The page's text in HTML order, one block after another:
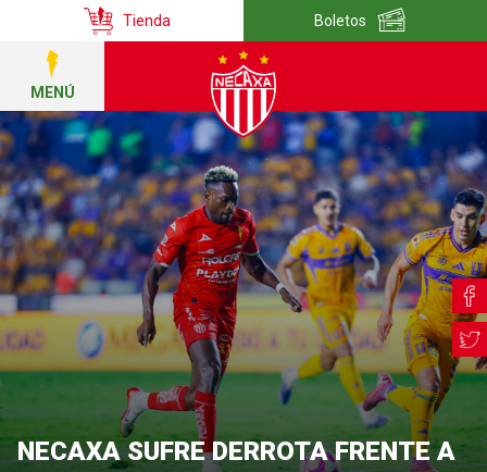
Tienda Boletos
MENÚ
NECAXA SUFRE DERROTA FRENTE A